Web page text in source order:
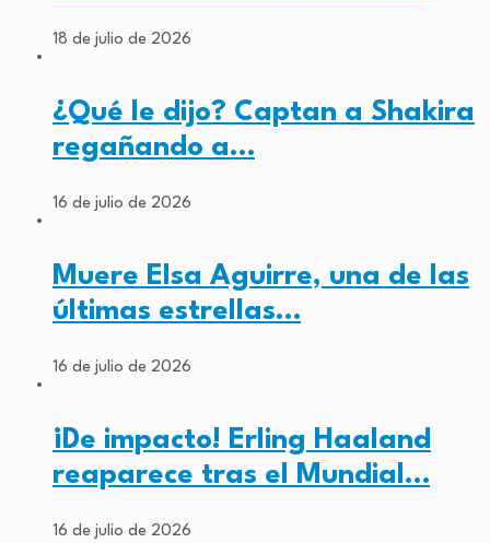
18 de julio de 2026
¿Qué le dijo? Captan a Shakira
regañando a…
16 de julio de 2026
Muere Elsa Aguirre, una de las
últimas estrellas…
16 de julio de 2026
¡De impacto! Erling Haaland
reaparece tras el Mundial…
16 de julio de 2026